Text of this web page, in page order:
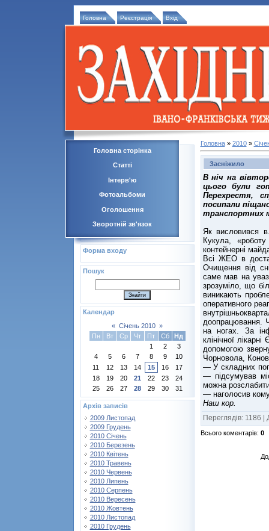
Головна Реєстрація Вхід
Головна сторінка
Статті
Інтерв'ю
Фотоальбоми
Оголошення
Зворотній зв'язок
Форма входу
Пошук
Календар
« Січень 2010 »
Пн
Вт Ср Чт Пт Сб
Нд
1
2
3
4
5 6 7 8 9
10
11
12 13 14 15 16
17
18
19 20 21 22 23
24
25
26 27 28 29 30 31
Архів записів
2009 Листопад
2009 Грудень
2010 Січень
2010 Березень
2010 Квітень
2010 Травень
2010 Червень
2010 Липень
2010 Серпень
2010 Вересень
2010 Жовтень
2010 Листопад
2010 Грудень
Головна» 2010 »
Засніжило
В ніч на
цього були
Перехрестя,
посипали
транспортних
Як висловився
Кукула,
контейнерні
Всі ЖЕО в
Очищення від
саме мав на
зрозуміло, що
виникають
оперативного
доопрацювання.
на ногах. За
клінічної
допомогою
Чорновола,
— У складних
— підсумував
можна
— наголосив
Наш кор.
Переглядів: 1186 |
Всього коментарів: 0